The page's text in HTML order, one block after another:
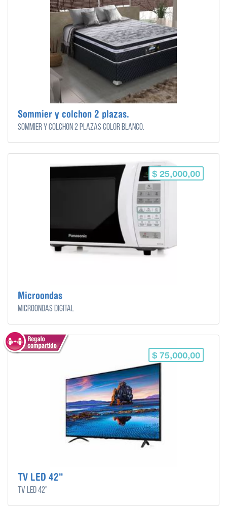
Sommier y colchon 2 plazas.
Sommier y colchon 2 plazas color blanco.
$ 25,000,00
Microondas
Microondas digital
$ 75,000,00
TV LED 42"
TV LED 42"